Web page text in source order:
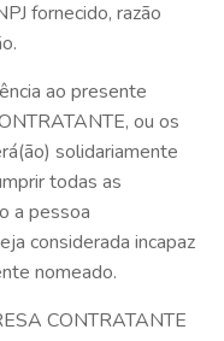
fornecido, razão
ao presente
ou os
solidariamente
todas as
a pessoa
considerada incapaz
nomeado.
CONTRATANTE